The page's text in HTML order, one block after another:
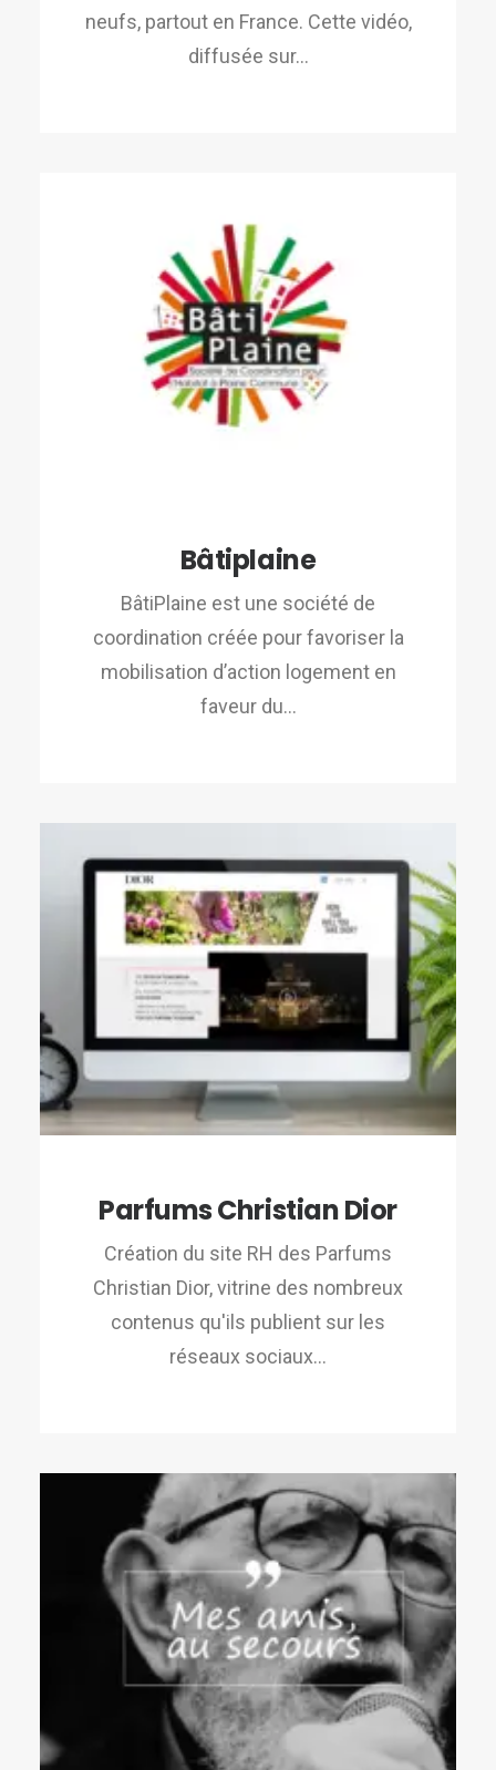
neufs, partout en France. Cette vidéo,
diffusée sur…
Bâtiplaine
BâtiPlaine est une société de
coordination créée pour favoriser la
mobilisation d’action logement en
faveur du…
Parfums Christian Dior
Création du site RH des Parfums
Christian Dior, vitrine des nombreux
contenus qu'ils publient sur les
réseaux sociaux…